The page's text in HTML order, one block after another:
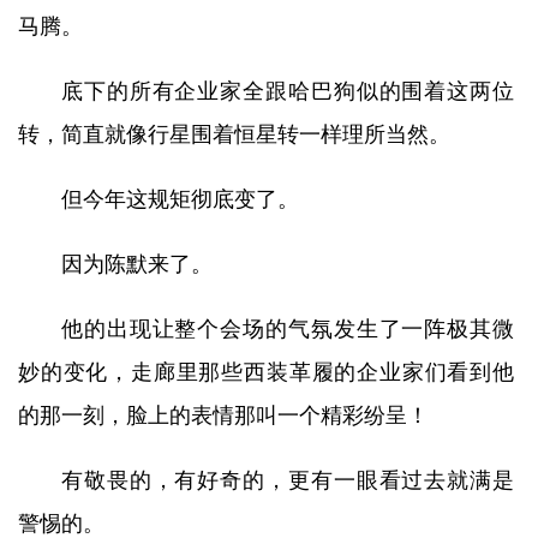
马腾。
底下的所有企业家全跟哈巴狗似的围着这两位
转，简直就像行星围着恒星转一样理所当然。
但今年这规矩彻底变了。
因为陈默来了。
他的出现让整个会场的气氛发生了一阵极其微
妙的变化，走廊里那些西装革履的企业家们看到他
的那一刻，脸上的表情那叫一个精彩纷呈！
有敬畏的，有好奇的，更有一眼看过去就满是
警惕的。